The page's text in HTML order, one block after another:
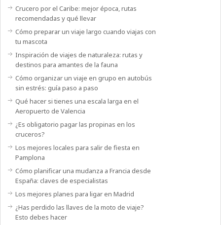
Crucero por el Caribe: mejor época, rutas
recomendadas y qué llevar
Cómo preparar un viaje largo cuando viajas con
tu mascota
Inspiración de viajes de naturaleza: rutas y
destinos para amantes de la fauna
Cómo organizar un viaje en grupo en autobús
sin estrés: guía paso a paso
Qué hacer si tienes una escala larga en el
Aeropuerto de Valencia
¿Es obligatorio pagar las propinas en los
cruceros?
Los mejores locales para salir de fiesta en
Pamplona
Cómo planificar una mudanza a Francia desde
España: claves de especialistas
Los mejores planes para ligar en Madrid
¿Has perdido las llaves de la moto de viaje?
Esto debes hacer